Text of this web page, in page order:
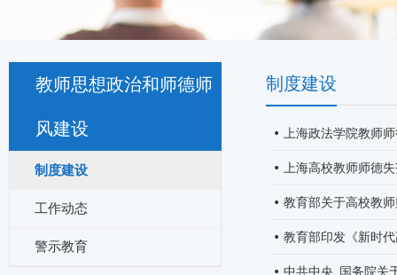
教师思想政治和师德师
风建设
制度建设
工作动态
警示教育
制度建设
上海政法学院教师
上海高校教师师德
教育部关于高校教
教育部印发《新时
中共中央 国务院关